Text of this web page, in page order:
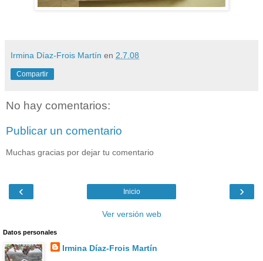
Irmina Díaz-Frois Martín en 2.7.08
Compartir
No hay comentarios:
Publicar un comentario
Muchas gracias por dejar tu comentario
‹ ›
Inicio
Ver versión web
Datos personales
Irmina Díaz-Frois Martín